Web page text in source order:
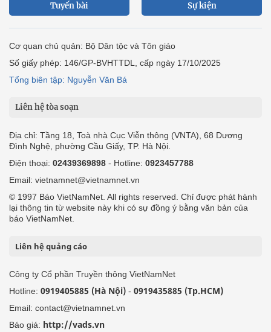
Tuyến bài Sự kiện
Cơ quan chủ quản: Bộ Dân tộc và Tôn giáo
Số giấy phép: 146/GP-BVHTTDL, cấp ngày 17/10/2025
Tổng biên tập: Nguyễn Văn Bá
Liên hệ tòa soạn
Địa chỉ: Tầng 18, Toà nhà Cục Viễn thông (VNTA), 68 Dương
Đình Nghệ, phường Cầu Giấy, TP. Hà Nội.
Điện thoại: 02439369898 - Hotline: 0923457788
Email: vietnamnet@vietnamnet.vn
© 1997 Báo VietNamNet. All rights reserved. Chỉ được phát hành
lại thông tin từ website này khi có sự đồng ý bằng văn bản của
báo VietNamNet.
Liên hệ quảng cáo
Công ty Cổ phần Truyền thông VietNamNet
Hotline: 0919405885 (Hà Nội) - 0919435885 (Tp.HCM)
Email: contact@vietnamnet.vn
Báo giá: http://vads.vn